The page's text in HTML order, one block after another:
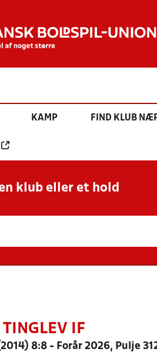
KAMP FIND KLUB
klub eller et hold
TINGLEV IF
8:8 - Forår 2026, Pulje